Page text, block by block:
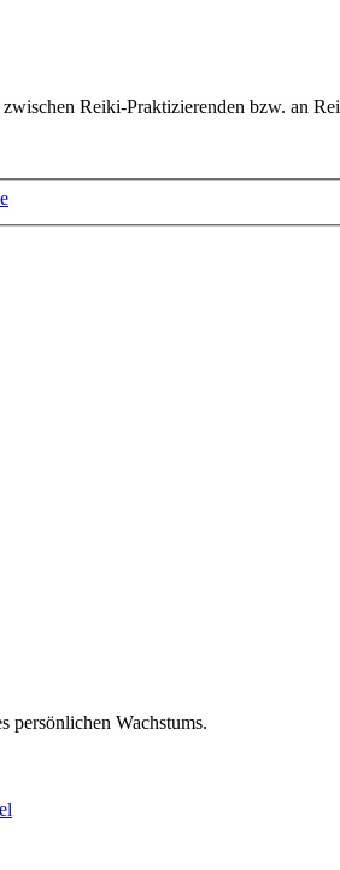
Reiki-Praktizierenden bzw. an
persönlichen Wachstums.